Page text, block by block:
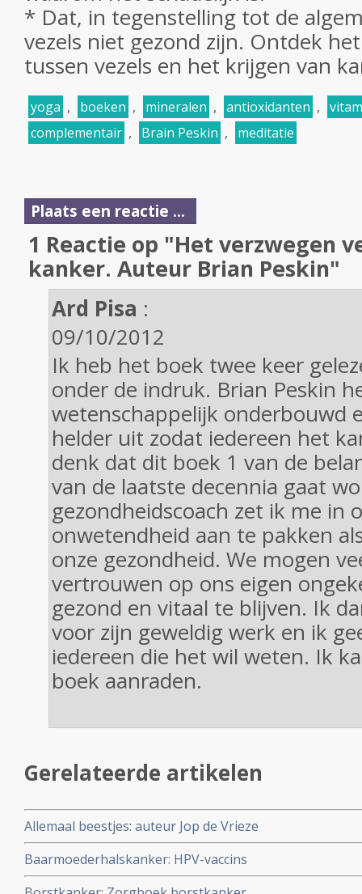
* Dat, in tegenstelling tot de
vezels niet gezond zijn. Ontdek
tussen vezels en het krijgen van
yoga , boeken , mineralen , antioxidanten ,
complementair , Brain Peskin , meditatie
Plaats een reactie ...
1 Reactie op "Het verzwegen
kanker. Auteur Brian Peskin"
Ard Pisa :
09/10/2012
Ik heb het boek twee keer
onder de indruk. Brian Peskin
wetenschappelijk onderbouwd
helder uit zodat iedereen het
denk dat dit boek 1 van de
van de laatste decennia gaat
gezondheidscoach zet ik me in
onwetendheid aan te pakken
onze gezondheid. We mogen
vertrouwen op ons eigen
gezond en vitaal te blijven. Ik
voor zijn geweldig werk en ik
iedereen die het wil weten. Ik
boek aanraden.
Gerelateerde artikelen
Allemaal beestjes: auteur Jop de Vrieze
Baarmoederhalskanker: HPV-vaccins